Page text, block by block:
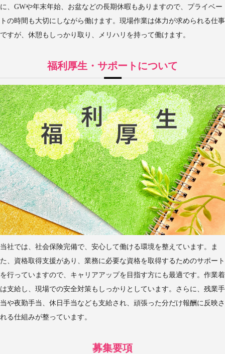
に、GWや年末年始、お盆などの長期休暇もありますので、プライベー
トの時間も大切にしながら働けます。現場作業は体力が求められる仕事
ですが、休憩もしっかり取り、メリハリを持って働けます。
福利厚生・サポートについて
当社では、社会保険完備で、安心して働ける環境を整えています。ま
た、資格取得支援があり、業務に必要な資格を取得するためのサポート
を行っていますので、キャリアアップを目指す方にも最適です。作業着
は支給し、現場での安全対策もしっかりとしています。さらに、残業手
当や夜勤手当、休日手当なども支給され、頑張った分だけ報酬に反映さ
れる仕組みが整っています。
募集要項